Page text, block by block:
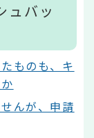
ュバッ
ものも、キ
んが、申請